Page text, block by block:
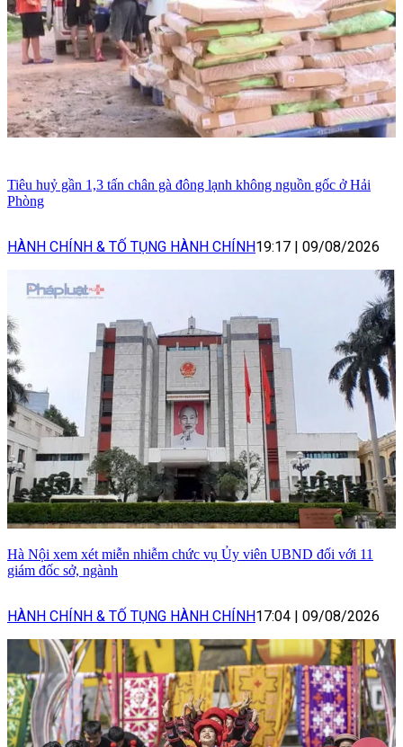
Tiêu huỷ gần 1,3 tấn chân gà đông lạnh không nguồn gốc ở Hải
Phòng
HÀNH CHÍNH & TỐ TỤNG HÀNH CHÍNH19:17 | 09/08/2026
Hà Nội xem xét miễn nhiễm chức vụ Ủy viên UBND đối với 11
giám đốc sở, ngành
HÀNH CHÍNH & TỐ TỤNG HÀNH CHÍNH17:04 | 09/08/2026